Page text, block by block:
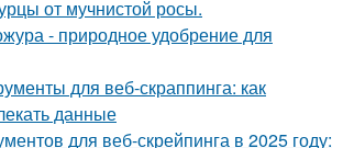
от мучнистой росы.
- природное удобрение для
для веб-скраппинга: как
данные
для веб-скрейпинга в 2025 году: